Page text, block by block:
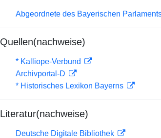
Abgeordnete des Bayerischen
Quellen(nachweise)
* Kalliope-Verbund
Archivportal-D
* Historisches Lexikon Bayerns
Literatur(nachweise)
Deutsche Digitale Bibliothek